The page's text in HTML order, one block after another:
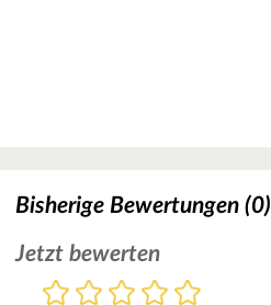
Bisherige Bewertungen (0)
Jetzt bewerten
Bewertung
5
4
3
2
1